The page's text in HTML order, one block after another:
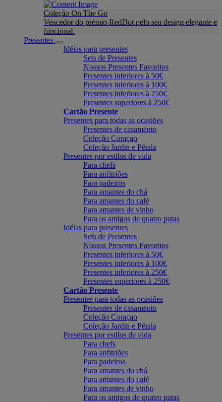
Coleção On The Go
Vencedor do prémio RedDot pelo seu design elegante e
funcional.
Presentes
Idéias para presentes
Sets de Presentes
Nossos Presentes Favoritos
Presentes inferiores à 50€
Presentes inferiores à 100€
Presentes inferiores à 250€
Presentes superiores à 250€
Cartão Presente
Presentes para todas as ocasiões
Presentes de casamento
Coleção Coraçao
Coleção Jardin e Pétala
Presentes por estilos de vida
Para chefs
Para anfitriões
Para padeiros
Para amantes do chá
Para amantes do café
Para amantes de vinho
Para os amigos de quatro patas
Idéias para presentes
Sets de Presentes
Nossos Presentes Favoritos
Presentes inferiores à 50€
Presentes inferiores à 100€
Presentes inferiores à 250€
Presentes superiores à 250€
Cartão Presente
Presentes para todas as ocasiões
Presentes de casamento
Coleção Coraçao
Coleção Jardin e Pétala
Presentes por estilos de vida
Para chefs
Para anfitriões
Para padeiros
Para amantes do chá
Para amantes do café
Para amantes de vinho
Para os amigos de quatro patas